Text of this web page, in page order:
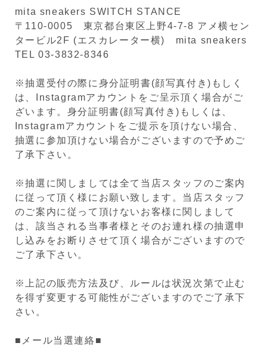
mita sneakers SWITCH STANCE
〒110-0005 東京都台東区上野4-7-8 アメ横セン
タービル2F (エスカレーター横) mita sneakers
TEL 03-3832-8346
※抽選受付の際に身分証明書(顔写真付き)もしく
は、Instagramアカウントをご呈示頂く場合がご
ざいます。身分証明書(顔写真付き)もしくは、
Instagramアカウントをご提示を頂けない場合、
抽選に参加頂けない場合がございますので予めご
了承下さい。
※抽選に関しましては全て当店スタッフのご案内
に従って頂く様にお願い致します。当店スタッフ
のご案内に従って頂けないお客様に関しまして
は、該当される当事者様とそのお連れ様の抽選申
し込みをお断りさせて頂く場合がございますので
ご了承下さい。
※上記の販売方法及び、ルールは状況次第で止む
を得ず変更する可能性がございますのでご了承下
さい。
■メール当選連絡■